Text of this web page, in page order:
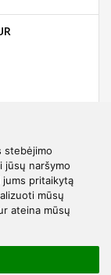
stebėjimo
jūsų naršymo
pritaikytą
mūsų
ateina mūsų